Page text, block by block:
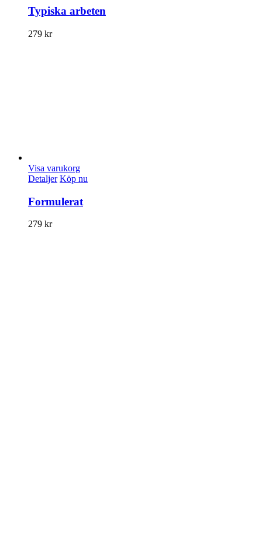
Typiska arbeten
279 kr
Visa varukorg
Detaljer Köp nu
Formulerat
279 kr